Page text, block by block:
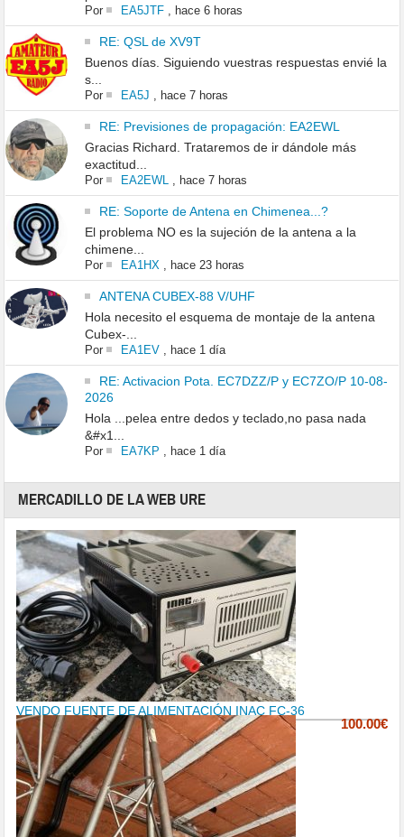
Por EA5JTF, hace 6 horas
RE: QSL de XV9T
Buenos días. Siguiendo vuestras respuestas envié la
s...
Por EA5J hace 7 horas
RE: Previsiones de propagación: EA2EWL
Gracias Richard. Trataremos de ir dándole más
exactitud...
Por EA2EWL hace 7 horas
RE: Soporte de Antena en Chimenea...?
El problema NO es la sujeción de la antena a la
chimene...
Por EA1HX hace 23 horas
ANTENA CUBEX-88 V/UHF
Hola necesito el esquema de montaje de la antena
Cubex-...
Por EA1EV, hace 1 día
RE: Activacion Pota. EC7DZZ/P y EC7ZO/P 10-08-
2026
Hola ...pelea entre dedos y teclado,no pasa nada
&#x1...
Por EA7KP hace 1 día
MERCADILLO DE LA WEB URE
VENDO FUENTE DE ALIMENTACIÓN INAC FC-36
100.00€